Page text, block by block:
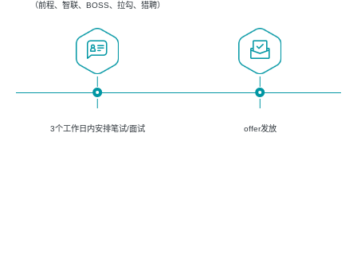
（前程、智联、BOSS、拉勾、猎聘）
3个工作日内安排笔试/面试 offer发放